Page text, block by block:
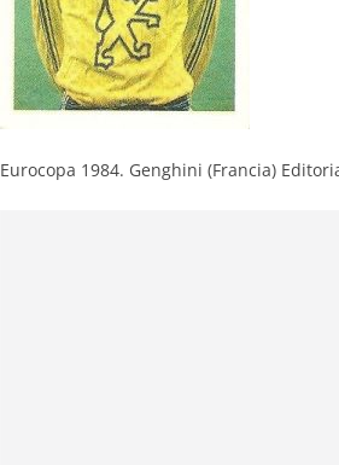
Eurocopa 1984. Genghini (Francia)